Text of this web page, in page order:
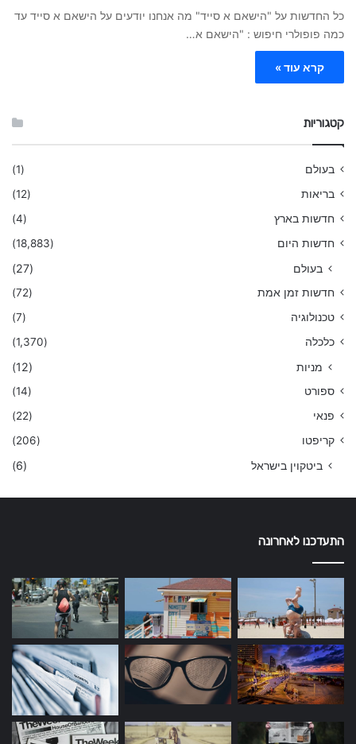
כל החדשות על "הישאם א סייד" מה אנחנו יודעים על הישאם א סייד עד
כמה פופולרי חיפוש : "הישאם א…
קרא עוד »
קטגוריות
בעולם
(1)
בריאות
(12)
חדשות בארץ
(4)
חדשות היום
(18,883)
בעולם (27)
חדשות זמן אמת
(72)
טכנולוגיה
(7)
כלכלה
(1,370)
מניות (12)
ספורט
(14)
פנאי
(22)
קריפטו
(206)
ביטקוין בישראל (6)
התעדכנו לאחרונה